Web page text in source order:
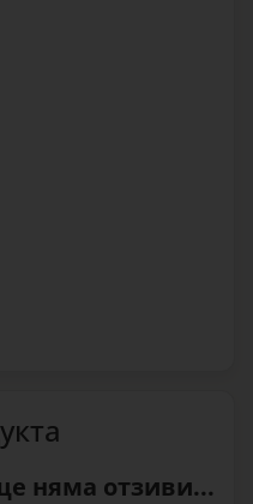
няма отзиви...